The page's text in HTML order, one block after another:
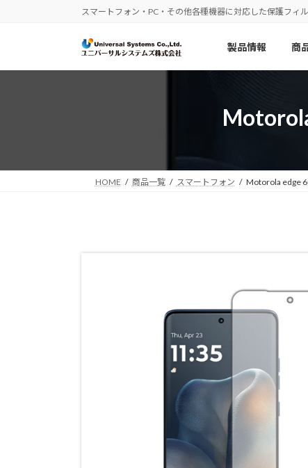
ツ
シ
スマートフォン・PC・その他各種機器に対応した保護フィ
製品情報 商
HOME 商品一覧 スマートフォン Motorola edge